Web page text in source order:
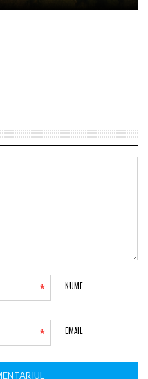
NUME
*
EMAIL
*